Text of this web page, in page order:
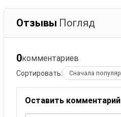
Отзывы Погляд
0комментариев
Сортировать:
Оставить комментарий